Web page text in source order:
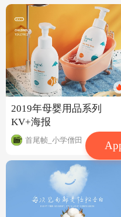
2019年母婴用品系列
KV+海报
首尾帧_小学僧田 4475